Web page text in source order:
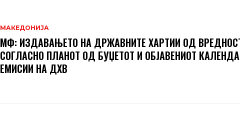
МАКЕДОНИЈА
МФ: ИЗДАВАЊЕТО НА ДРЖАВНИТЕ ХАРТИИ ОД
СОГЛАСНО ПЛАНОТ ОД БУЏЕТОТ И ОБЈАВЕНИОТ
ЕМИСИИ НА ДХВ